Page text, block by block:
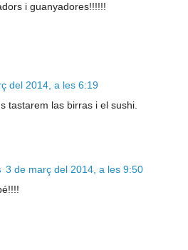
i guanyadores!!!!!!
del 2014, a les 6:19
tastarem las birras i el sushi.
3 de març del 2014, a les 9:50